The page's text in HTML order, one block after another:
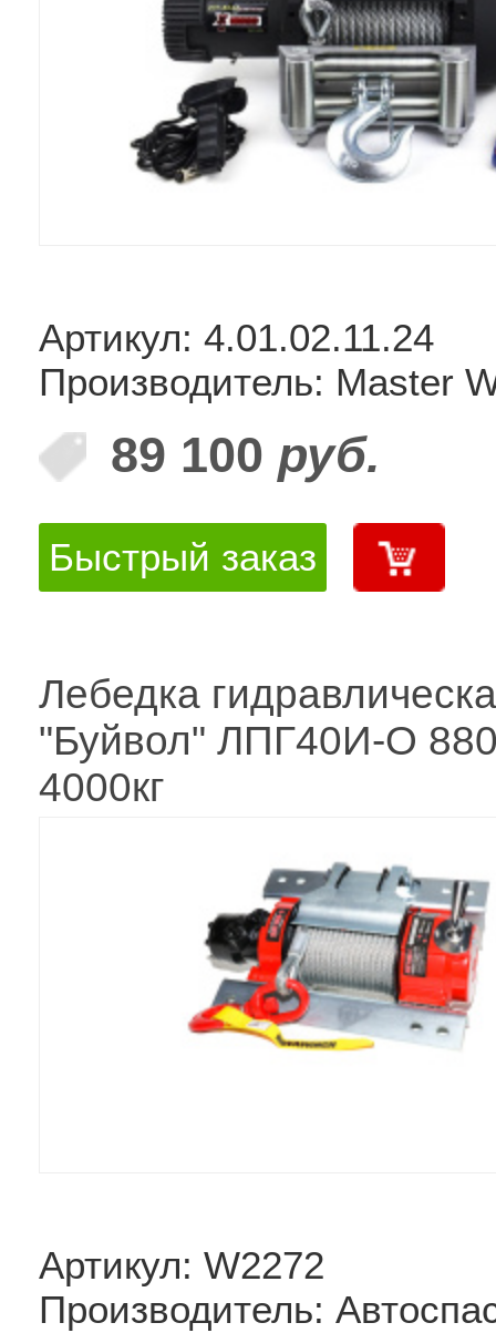
Артикул: 4.01.02.11.24
Производитель: Master
89 100 руб.
Быстрый заказ
Лебедка
"Буйвол" ЛПГ40И-О
4000кг
Артикул: W2272
Производитель: